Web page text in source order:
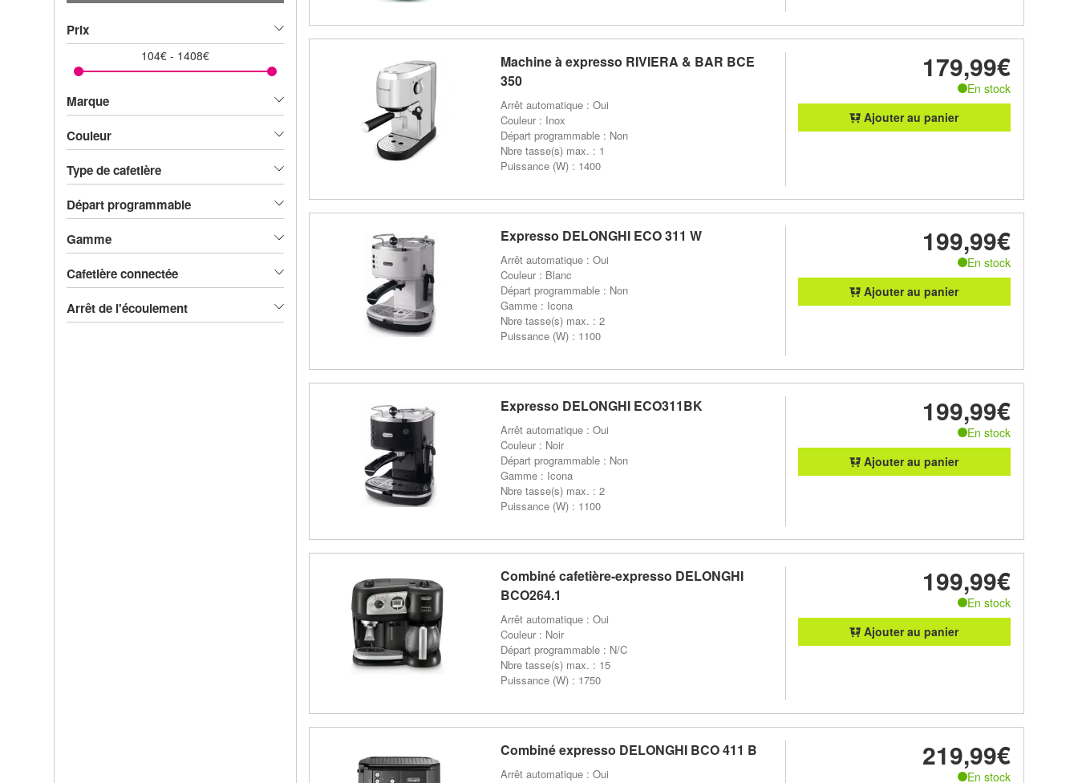
Prix
104€- 1408€
Marque
Couleur
Type de cafetière
Départ programmable
Gamme
Cafetière connectée
Arrêt de l'écoulement
Machine à expresso RIVIERA & BAR BCE
350
Arrêt automatique : Oui
Couleur : Inox
Départ programmable : Non
Nbre tasse(s) max. : 1
Puissance (W) : 1400
179,99€
En stock
Ajouter au panier
Expresso DELONGHI ECO 311 W
Arrêt automatique : Oui
Couleur : Blanc
Départ programmable : Non
Gamme : Icona
Nbre tasse(s) max. : 2
Puissance (W) : 1100
199,99€
En stock
Ajouter au panier
Expresso DELONGHI ECO311BK
Arrêt automatique : Oui
Couleur : Noir
Départ programmable : Non
Gamme : Icona
Nbre tasse(s) max. : 2
Puissance (W) : 1100
199,99€
En stock
Ajouter au panier
Combiné cafetière-expresso DELONGHI
BCO264.1
Arrêt automatique : Oui
Couleur : Noir
Départ programmable : N/C
Nbre tasse(s) max. : 15
Puissance (W) : 1750
199,99€
En stock
Ajouter au panier
Combiné expresso DELONGHI BCO 411 B
Arrêt automatique : Oui
219,99€
En stock